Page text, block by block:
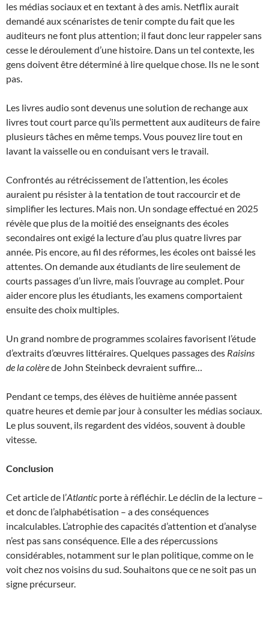
les médias sociaux et en textant à des amis. Netflix aurait
demandé aux scénaristes de tenir compte du fait que les
auditeurs ne font plus attention; il faut donc leur rappeler sans
cesse le déroulement d’une histoire. Dans un tel contexte, les
gens doivent être déterminé à lire quelque chose. Ils ne le sont
pas.
Les livres audio sont devenus une solution de rechange aux
livres tout court parce qu’ils permettent aux auditeurs de faire
plusieurs tâches en même temps. Vous pouvez lire tout en
lavant la vaisselle ou en conduisant vers le travail.
Confrontés au rétrécissement de l’attention, les écoles
auraient pu résister à la tentation de tout raccourcir et de
simplifier les lectures. Mais non. Un sondage effectué en 2025
révèle que plus de la moitié des enseignants des écoles
secondaires ont exigé la lecture d’au plus quatre livres par
année. Pis encore, au fil des réformes, les écoles ont baissé les
attentes. On demande aux étudiants de lire seulement de
courts passages d’un livre, mais l’ouvrage au complet. Pour
aider encore plus les étudiants, les examens comportaient
ensuite des choix multiples.
Un grand nombre de programmes scolaires favorisent l’étude
d’extraits d’œuvres littéraires. Quelques passages des Raisins
de la colèrede John Steinbeck devraient suffire…
Pendant ce temps, des élèves de huitième année passent
quatre heures et demie par jour à consulter les médias sociaux.
Le plus souvent, ils regardent des vidéos, souvent à double
vitesse.
Conclusion
Cet article de l’Atlantic porte à réfléchir. Le déclin de la lecture –
et donc de l’alphabétisation – a des conséquences
incalculables. L’atrophie des capacités d’attention et d’analyse
n’est pas sans conséquence. Elle a des répercussions
considérables, notamment sur le plan politique, comme on le
voit chez nos voisins du sud. Souhaitons que ce ne soit pas un
signe précurseur.